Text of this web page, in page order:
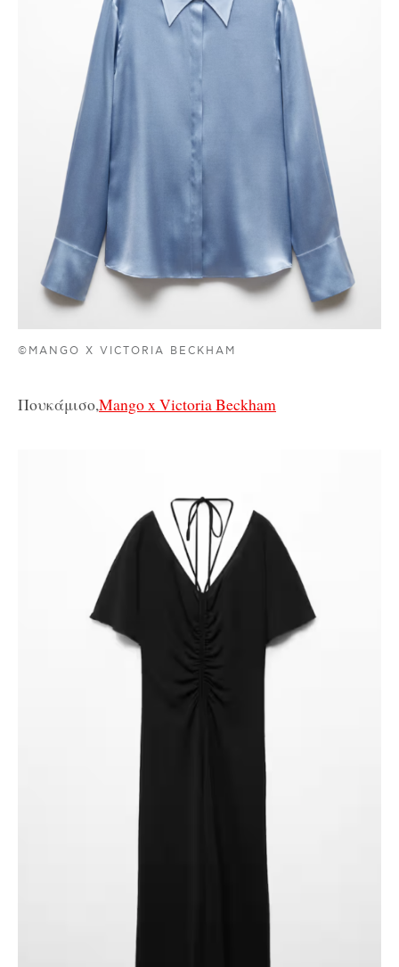
©MANGO X VICTORIA BECKHAM
Πουκάμισο,Mango x Victoria Beckham